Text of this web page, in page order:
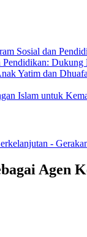
Sosial dan
Pendidikan:
Yatim dan
Islam untuk
-
Agen